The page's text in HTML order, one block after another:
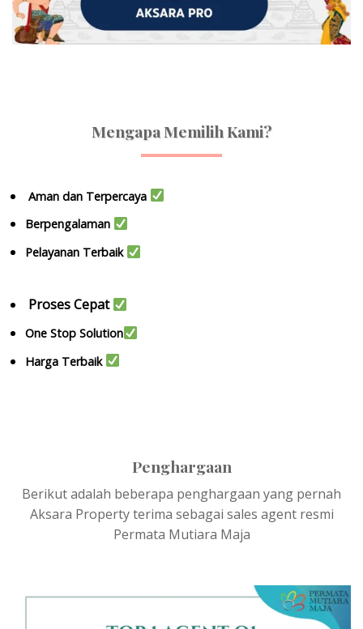
Mengapa Memilih Kami?
Aman dan Terpercaya
Berpengalaman
Pelayanan Terbaik
Proses Cepat
One Stop Solution
Harga Terbaik
Penghargaan
Berikut adalah beberapa penghargaan yang pernah
Aksara Property terima sebagai sales agent resmi
Permata Mutiara Maja